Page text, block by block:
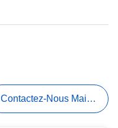
Contactez-Nous Maintenant